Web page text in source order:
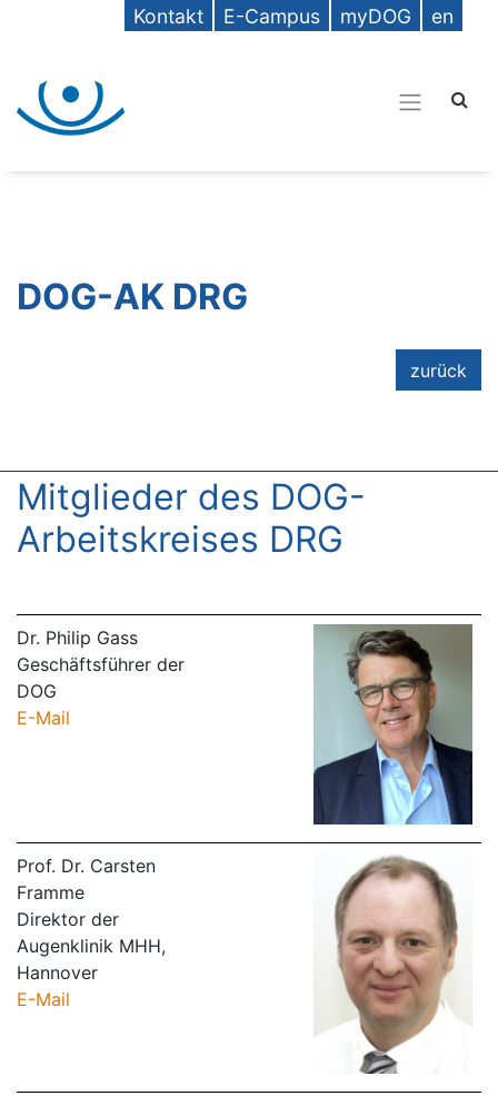
Kontakt E-Campus myDOG en
DOG-AK DRG
zurück
Mitglieder des DOG-
Arbeitskreises DRG
Dr. Philip Gass
Geschäftsführer der
DOG
E-Mail
Prof. Dr. Carsten
Framme
Direktor der
Augenklinik MHH,
Hannover
E-Mail